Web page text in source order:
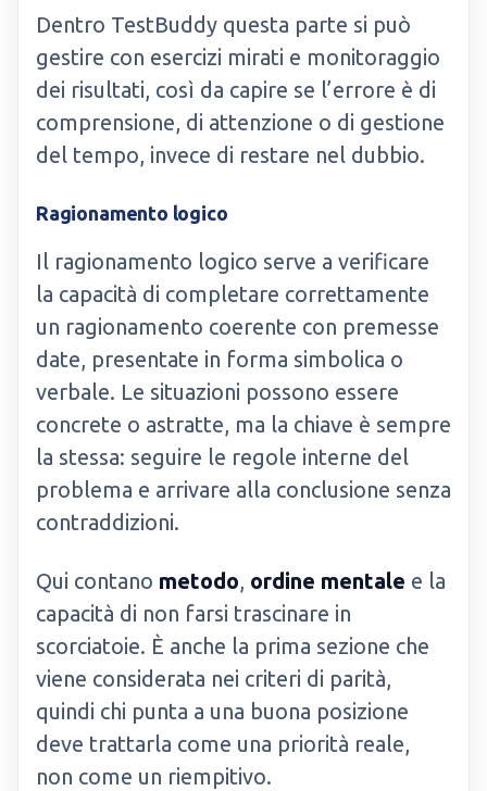
Dentro TestBuddy questa parte si può
gestire con esercizi mirati e monitoraggio
dei risultati, così da capire se l’errore è di
comprensione, di attenzione o di gestione
del tempo, invece di restare nel dubbio.
Ragionamento logico
Il ragionamento logico serve a verificare
la capacità di completare correttamente
un ragionamento coerente con premesse
date, presentate in forma simbolica o
verbale. Le situazioni possono essere
concrete o astratte, ma la chiave è sempre
la stessa: seguire le regole interne del
problema e arrivare alla conclusione senza
contraddizioni.
Qui contano metodo, ordine mentale e la
capacità di non farsi trascinare in
scorciatoie. È anche la prima sezione che
viene considerata nei criteri di parità,
quindi chi punta a una buona posizione
deve trattarla come una priorità reale,
non come un riempitivo.